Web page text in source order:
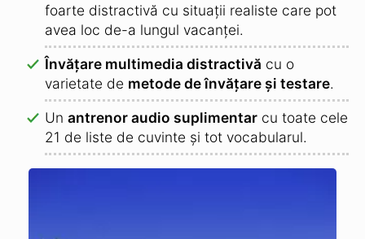
foarte distractivă cu situații realiste care pot
avea loc de-a lungul vacanței.
Învățare multimedia distractivă cu o
varietate de metode de învățare și testare.
Un antrenor audio suplimentar cu toate cele
21 de liste de cuvinte și tot vocabularul.